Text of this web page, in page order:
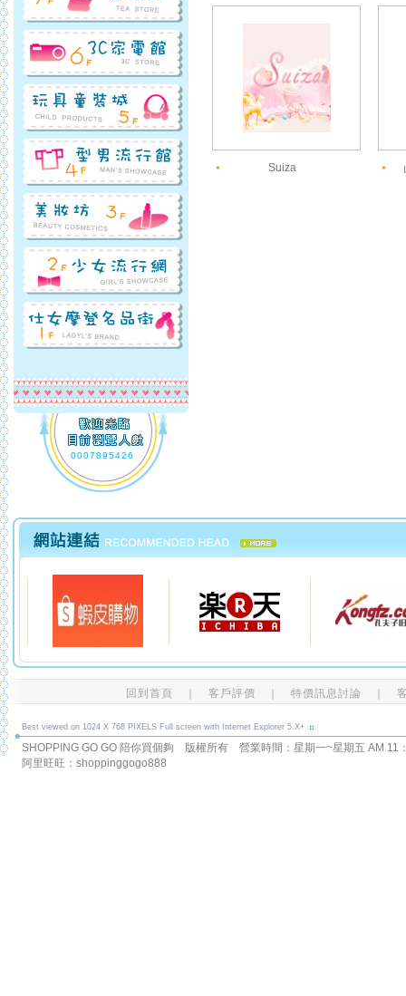
0007895426
Suiza
回到首頁 客戶評價 特價訊息討論
Best viewed on 1024 X 768 PIXELS Full screen with Internet Explorer 5.X+
SHOPPING GO GO 陪你買個夠 版權所有 營業時間：星期一~星期五 AM
阿里旺旺：shoppinggogo888